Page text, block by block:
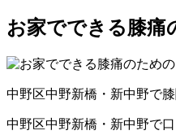
お家でできる膝痛
中野区中野新橋・新中野で
中野区中野新橋・新中野で